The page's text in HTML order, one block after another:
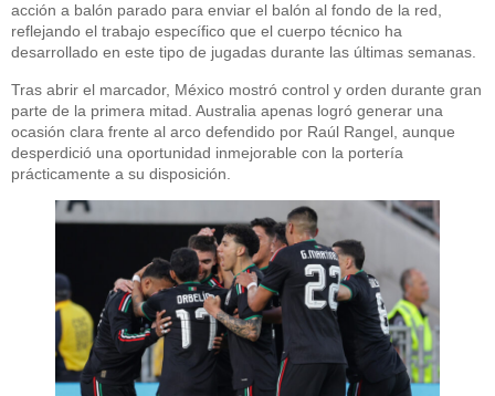
acción a balón parado para enviar el balón al fondo de la red,
reflejando el trabajo específico que el cuerpo técnico ha
desarrollado en este tipo de jugadas durante las últimas semanas.
Tras abrir el marcador, México mostró control y orden durante gran
parte de la primera mitad. Australia apenas logró generar una
ocasión clara frente al arco defendido por Raúl Rangel, aunque
desperdició una oportunidad inmejorable con la portería
prácticamente a su disposición.